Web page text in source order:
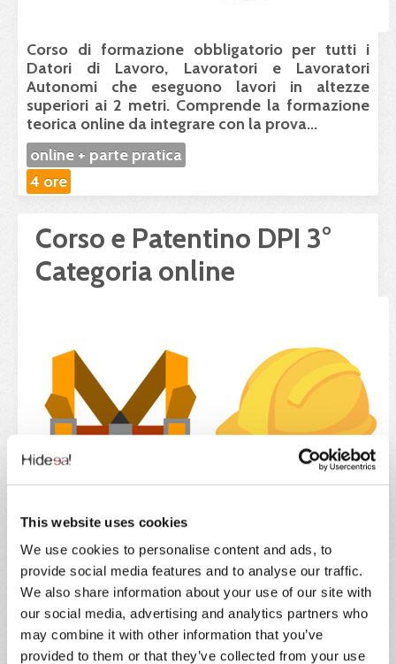
This website uses cookies
We use cookies to personalise content and ads, to
provide social media features and to analyse our traffic.
We also share information about your use of our site with
our social media, advertising and analytics partners who
may combine it with other information that you’ve
provided to them or that they’ve collected from your use
Corso di formazione obbligatorioper tutti i
Datori di Lavoro, Lavoratori e Lavoratori
Autonomi che eseguono lavori in altezze
superiori ai 2 metri. Comprende la formazione
teorica online da integrare con la prova...
online + parte pratica
4 ore
Corso e Patentino DPI 3°
Categoria online